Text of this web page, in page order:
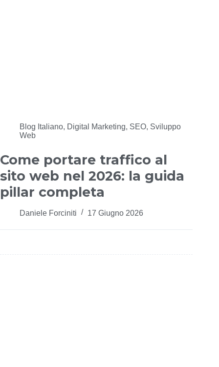
Blog Italiano, Digital Marketing, SEO, Sviluppo
Web
Come portare traffico al
sito web nel 2026: la guida
pillar completa
Daniele Forciniti 17 Giugno 2026